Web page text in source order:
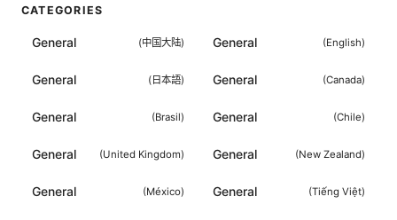
CATEGORIES
General (中国大陆) General (English)
General ( 日本語) General (Canada)
General (Brasil) General (Chile)
General (United Kingdom) General (New Zealand)
General (México) General (Tiếng Việt)